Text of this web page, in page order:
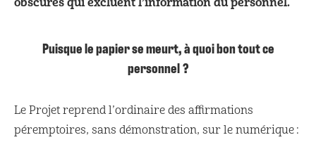
Puisque le papier se meurt, à quoi bon tout ce
personnel ?
Le Projet reprend l’ordinaire des affirmations
péremptoires, sans démonstration, sur le numérique :